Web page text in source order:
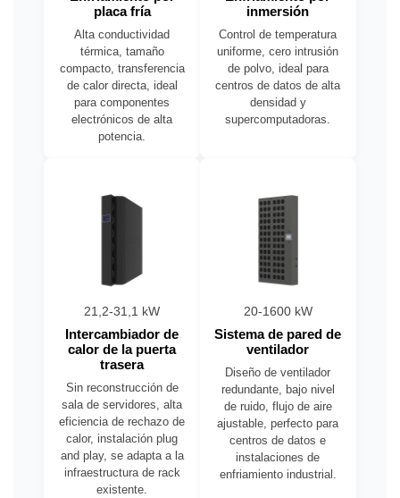
placa fría
Alta conductividad
térmica, tamaño
compacto, transferencia
de calor directa, ideal
para componentes
electrónicos de alta
potencia.
inmersión
Control de temperatura
uniforme, cero intrusión
de polvo, ideal para
centros de datos de alta
densidad y
supercomputadoras.
21,2-31,1 kW
Intercambiador de
calor de la puerta
trasera
Sin reconstrucción de
sala de servidores, alta
eficiencia de rechazo de
calor, instalación plug
and play, se adapta a la
infraestructura de rack
existente.
20-1600 kW
Sistema de pared de
ventilador
Diseño de ventilador
redundante, bajo nivel
de ruido, flujo de aire
ajustable, perfecto para
centros de datos e
instalaciones de
enfriamiento industrial.